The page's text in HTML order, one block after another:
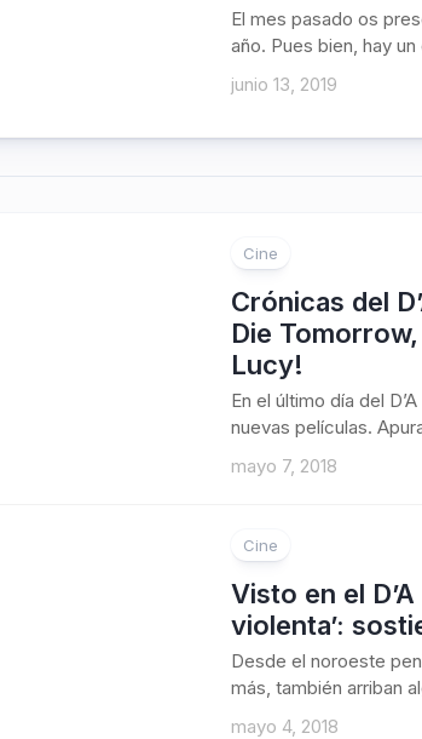
El mes pasado os
año. Pues bien, hay
junio 13, 2019
Cine
Crónicas del
Die
Lucy!
En el último día del
nuevas películas.
mayo 7, 2018
Cine
Visto en el
violenta’:
Desde el noroeste
más, también arriban
mayo 4, 2018